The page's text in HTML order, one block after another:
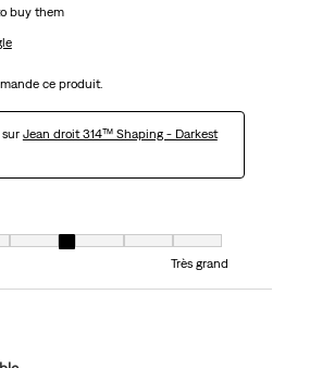
buy them
ce produit.
sur Jean droit 314™ Shaping - Darkest
1 est égal à Très petit et 7 est égal à Très grand
Très grand